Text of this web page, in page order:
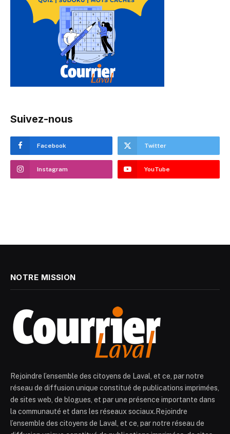
Suivez-nous
Facebook Twitter
Instagram YouTube
NOTRE MISSION
Rejoindre l’ensemble des citoyens de Laval, et ce, par notre
réseau de diffusion unique constitué de publications imprimées,
de sites web, de blogues, et par une présence importante dans
la communauté et dans les réseaux sociaux.Rejoindre
l’ensemble des citoyens de Laval, et ce, par notre réseau de